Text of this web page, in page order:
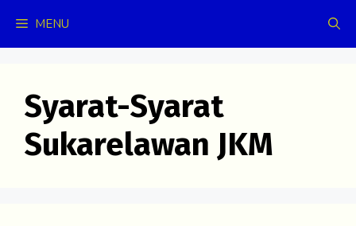
content
MENU
Syarat-Syarat
Sukarelawan JKM